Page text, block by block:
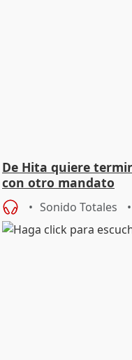
De Hita quiere
con otro mandato
Sonido Totales